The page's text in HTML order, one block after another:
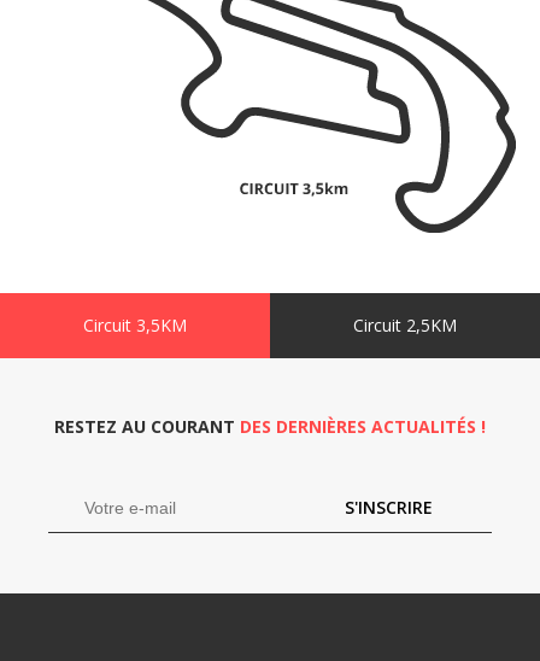
Circuit 3,5KM Circuit 2,5KM
RESTEZ AU COURANT DES DERNIÈRES ACTUALITÉS !
S'INSCRIRE